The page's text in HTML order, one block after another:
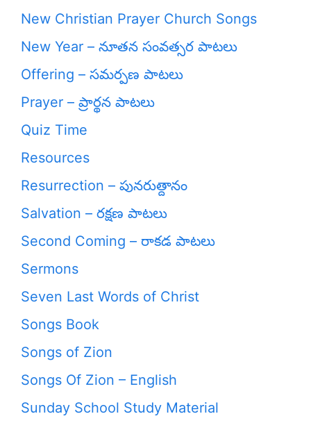
New Christian Prayer Church Songs
New Year – నూతన సంవత్సర పాటలు
Offering – సమర్పణ పాటలు
Prayer – ప్రార్థన పాటలు
Quiz Time
Resources
Resurrection – పునరుత్దానం
Salvation – రక్షణ పాటలు
Second Coming – రాకడ పాటలు
Sermons
Seven Last Words of Christ
Songs Book
Songs of Zion
Songs Of Zion – English
Sunday School Study Material